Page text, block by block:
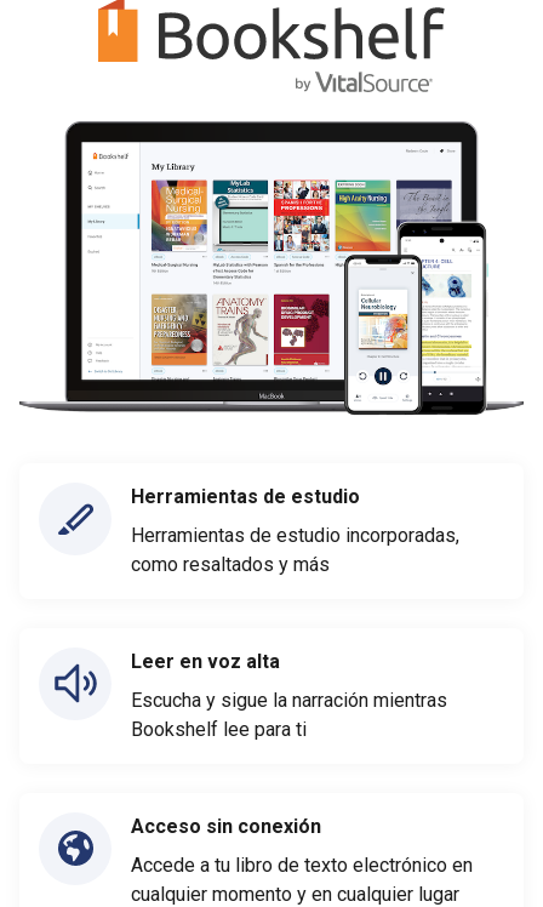
Herramientas de estudio
Herramientas de estudio incorporadas,
como resaltados y más
Leer en voz alta
Escucha y sigue la narración mientras
Bookshelf lee para ti
Acceso sin conexión
Accede a tu libro de texto electrónico en
cualquier momento y en cualquier lugar